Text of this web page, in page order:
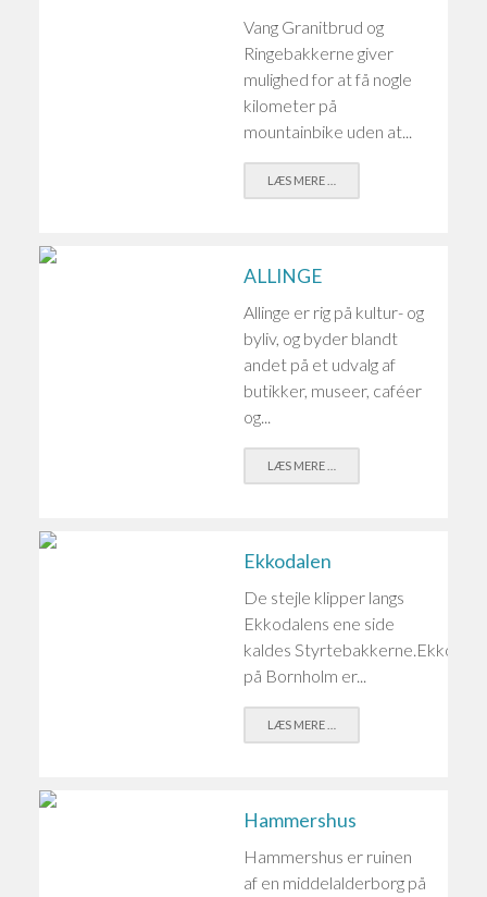
Vang Granitbrud og
Ringebakkerne giver
mulighed for at få nogle
kilometer på
mountainbike uden at...
LÆS MERE …
ALLINGE
Allinge er rig på kultur- og
byliv, og byder blandt
andet på et udvalg af
butikker, museer, caféer
og...
LÆS MERE …
Ekkodalen
De stejle klipper langs
Ekkodalens ene side
kaldes
på Bornholm er...
LÆS MERE …
Hammershus
Hammershus er ruinen
af en middelalderborg på